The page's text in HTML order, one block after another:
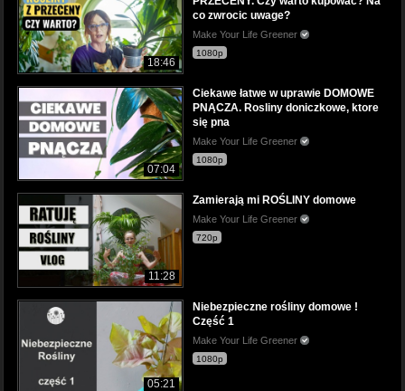
18:46
co zwrocic uwage?
Make Your Life Greener
1080p
07:04
Ciekawe łatwe w uprawie DOMOWE
PNĄCZA. Rosliny doniczkowe, ktore
się pna
Make Your Life Greener
1080p
11:28
Zamierają mi ROŚLINY domowe
Make Your Life Greener
720p
05:21
Niebezpieczne rośliny domowe !
Część 1
Make Your Life Greener
1080p